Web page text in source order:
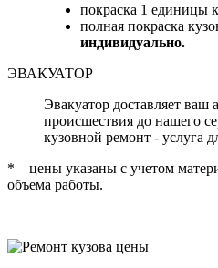
покраска 1 единицы
полная покраска
индивидуально.
ЭВАКУАТОР
Эвакуатор доставляет ваш
происшествия до нашего
кузовной ремонт - услуга
* – цены указаны с учетом
объема работы.